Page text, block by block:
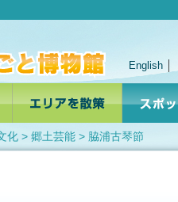
English
化 > 郷土芸能 > 脇浦古琴節